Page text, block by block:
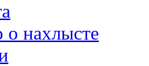
о нахлысте